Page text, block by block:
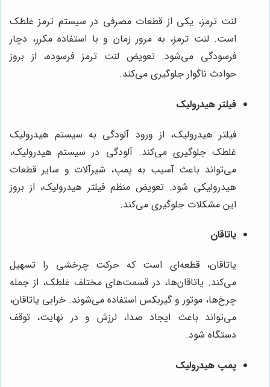
لنت ترمز، یکی از قطعات مصرفی در سیستم ترمز غلطک
است. لنت ترمز، به مرور زمان و با استفاده مکرر، دچار
فرسودگی می‌شود. تعویض لنت ترمز فرسوده، از بروز
حوادث ناگوار جلوگیری می‌کند.
فیلتر هیدرولیک
فیلتر هیدرولیک، از ورود آلودگی به سیستم هیدرولیک
غلطک جلوگیری می‌کند. آلودگی در سیستم هیدرولیک،
می‌تواند باعث آسیب به پمپ، شیرآلات و سایر قطعات
هیدرولیکی شود. تعویض منظم فیلتر هیدرولیک، از بروز
این مشکلات جلوگیری می‌کند.
یاتاقان
یاتاقان، قطعه‌ای است که حرکت چرخشی را تسهیل
می‌کند. یاتاقان‌ها، در قسمت‌های مختلف غلطک، از جمله
چرخ‌ها، موتور و گیربکس استفاده می‌شوند. خرابی یاتاقان،
می‌تواند باعث ایجاد صدا، لرزش و در نهایت، توقف
دستگاه شود.
پمپ هیدرولیک